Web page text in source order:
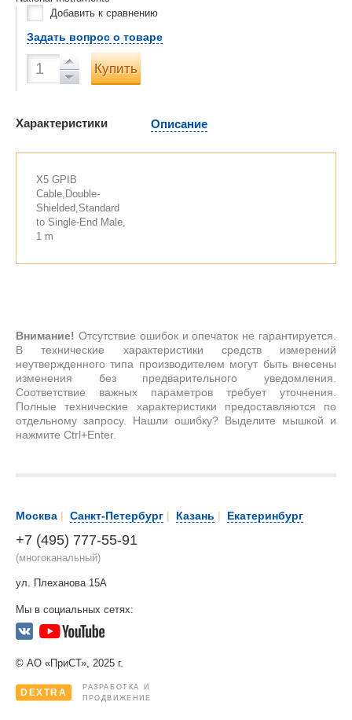
Добавить к сравнению
Задать вопрос о товаре
Купить
Характеристики Описание
X5 GPIB
Cable,Double-
Shielded,Standard
to Single-End Male,
1 m
Внимание! Отсутствие ошибок и опечаток не гарантируется.
В технические характеристики средств измерений
неутвержденного типа производителем могут быть внесены
изменения без предварительного уведомления.
Соответствие важных параметров требует уточнения.
Полные технические характеристики предоставляются по
отдельному запросу. Нашли ошибку? Выделите мышкой и
нажмите Ctrl+Enter.
Москва | Санкт-Петербург | Казань | Екатеринбург
+7 (495) 777-55-91
(многоканальный)
ул. Плеханова 15А
Мы в социальных сетях:
© АО «ПриСТ», 2025 г.
DEXTRA
РАЗРАБОТКА И
ПРОДВИЖЕНИЕ